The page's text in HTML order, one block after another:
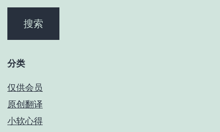
分类
仅供会员
原创翻译
小软心得